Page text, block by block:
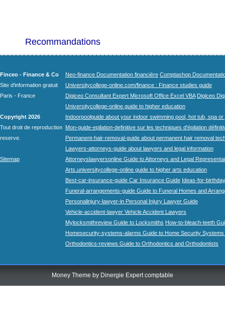
Recommandations
Finceo - Finance & Co
Site d'information gratuit
Paris - France
Copyright 2026
Tout droit de reproduction
reserve.
Sitemap
Neo-finance Documentation financière Comptashop
Universitycollege-online.com/finance : Finance studies guide
Digiceo Consultant Expert Microsoft Office Excel VBA Digiceo
Universitycollege-online guide to higher education
Indoorpoolguide about your indoor swimming pool, hot tub, spa
Mon-guide-epilation-definitive sur les techniques d'épilation
Permanent-hair-removal-guide about permanent hair removal
Lawyers-attorneys-guide about lawyers and legal information
Attorneyslawyersonline Guide to Attorneys and Legal
Arts.universitycollege-online guide to higher arts education
Best-car-insurance-guide Car Insurance Guide Ideas-for-
Funeral-arrangements-guide Guide to Funeral Homes and
Personalinjury-lawyer-in Personal Injury Lawyer Guide
Vehicle-accident-lawyer Vehicle Accident Lawyers
Mylocksmithreview Guide to Locksmiths How-to-bleach-teeth
Homesecurity-systems-alarms Guide to Home Security Systems
Orthodontics-reviews Guide to Orthodontics and Orthodontists
Money Theme by Dinergie Expert comptable